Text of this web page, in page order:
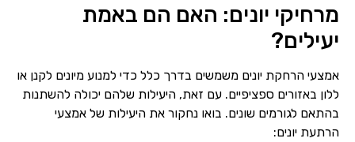
מרחיקי יונים: האם הם באמת
יעילים?
אמצעי הרחקת יונים משמשים בדרך כלל כדי למנוע מיונים לקנן או
ללון באזורים ספציפיים. עם זאת, היעילות שלהם יכולה להשתנות
בהתאם לגורמים שונים. בואו נחקור את היעילות של אמצעי
הרתעת יונים: